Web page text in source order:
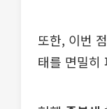
또한, 이번
태를 면밀히